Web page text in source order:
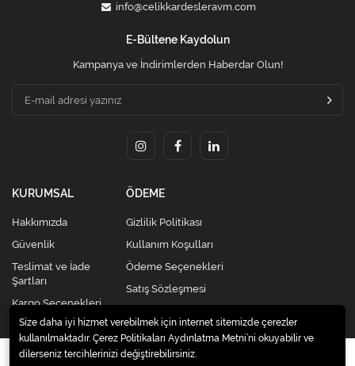
info@celikkardesleravm.com
E-Bültene Kaydolun
Kampanya ve İndirimlerden Haberdar Olun!
KURUMSAL
Hakkımızda
Güvenlik
Teslimat ve İade
Şartları
Kargo Seçenekleri
ÖDEME
Gizlilik Politikası
Kullanım Koşulları
Ödeme Seçenekleri
Satış Sözleşmesi
© 2020Kredi Kartsız Elden Taksitli Alışveriş Merkezi |
Size daha iyi hizmet verebilmek için internet sitemizde çerezler
kullanılmaktadır. Çerez Politikaları Aydınlatma Metni’ni okuyabilir ve
dilerseniz tercihlerinizi değiştirebilirsiniz.